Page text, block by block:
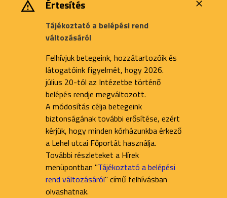
Értesítés
Tájékoztató a belépési rend
változásáról
Felhívjuk betegeink, hozzátartozóik és
látogatóink figyelmét, hogy 2026.
július 20-tól az Intézetbe történő
belépés rendje megváltozott.
A módosítás célja betegeink
biztonságának további erősítése, ezért
kérjük, hogy minden kórházunkba érkező
a Lehel utcai Főportát használja.
További részleteket a Hírek
menüpontban "Tájékoztató a belépési
rend változásáról" című felhívásban
olvashatnak.